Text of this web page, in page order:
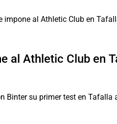
al Athletic Club en